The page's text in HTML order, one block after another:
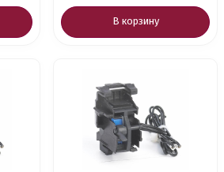
В корзину